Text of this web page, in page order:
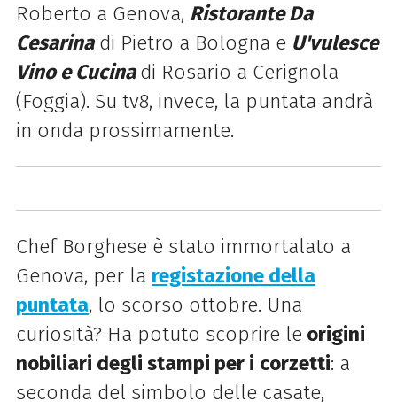
Roberto a Genova, Ristorante Da
Cesarinadi Pietro a Bologna e U'vulesce
Vino e Cucina di Rosario a Cerignola
(Foggia). Su tv8, invece, la puntata andrà
in onda prossimamente.
Chef Borghese è stato immortalato a
Genova, per la registazione della
puntata, lo scorso ottobre. Una
curiosità? Ha potuto scoprire le origini
nobiliari degli stampi per i corzetti: a
seconda del simbolo delle casate,